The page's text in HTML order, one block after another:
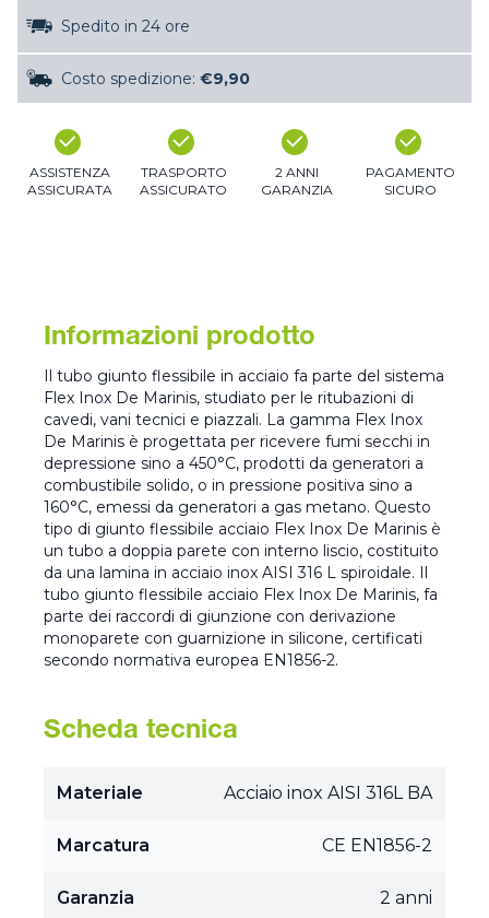
Spedito in 24 ore
Costo spedizione: €9,90
ASSISTENZA
ASSICURATA
TRASPORTO
ASSICURATO
2 ANNI
GARANZIA
PAGAMENTO
SICURO
Informazioni prodotto
Il tubo giunto flessibile in acciaio fa parte del sistema
Flex Inox De Marinis, studiato per le ritubazioni di
cavedi, vani tecnici e piazzali. La gamma Flex Inox
De Marinis è progettata per ricevere fumi secchi in
depressione sino a 450°C, prodotti da generatori a
combustibile solido, o in pressione positiva sino a
160°C, emessi da generatori a gas metano. Questo
tipo di giunto flessibile acciaio Flex Inox De Marinis è
un tubo a doppia parete con interno liscio, costituito
da una lamina in acciaio inox AISI 316 L spiroidale. Il
tubo giunto flessibile acciaio Flex Inox De Marinis, fa
parte dei raccordi di giunzione con derivazione
monoparete con guarnizione in silicone, certificati
secondo normativa europea EN1856-2.
Scheda tecnica
Materiale Acciaio inox AISI 316L BA
Marcatura CE EN1856-2
Garanzia 2 anni